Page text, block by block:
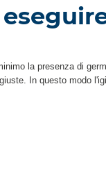
la presenza di
In questo modo